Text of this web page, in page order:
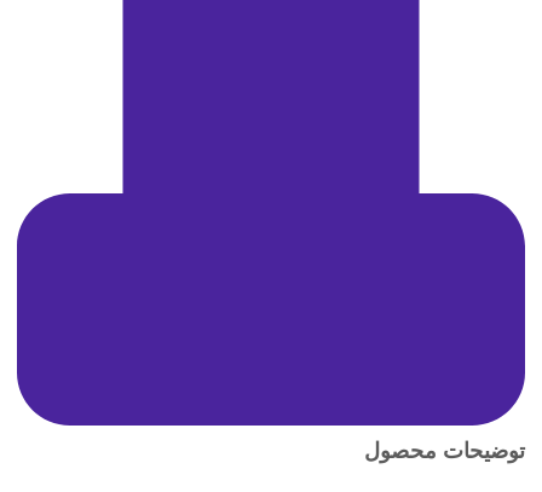
توضیحات محصول